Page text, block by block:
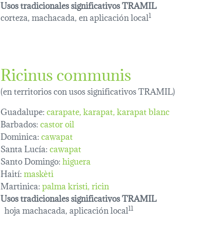
Usos tradicionales significativos TRAMIL
corteza, machacada, en aplicación local1
Ricinus communis
(en territorios con usos significativos TRAMIL)
Guadalupe:carapate karapat karapat blanc
Barbados:castor oil
Dominica:cawapat
Santa Lucía:cawapat
Santo Domingo:higuera
Haití:maskèti
Martinica:palma kristi ricin
Usos tradicionales significativos TRAMIL
hoja machacada, aplicación local11